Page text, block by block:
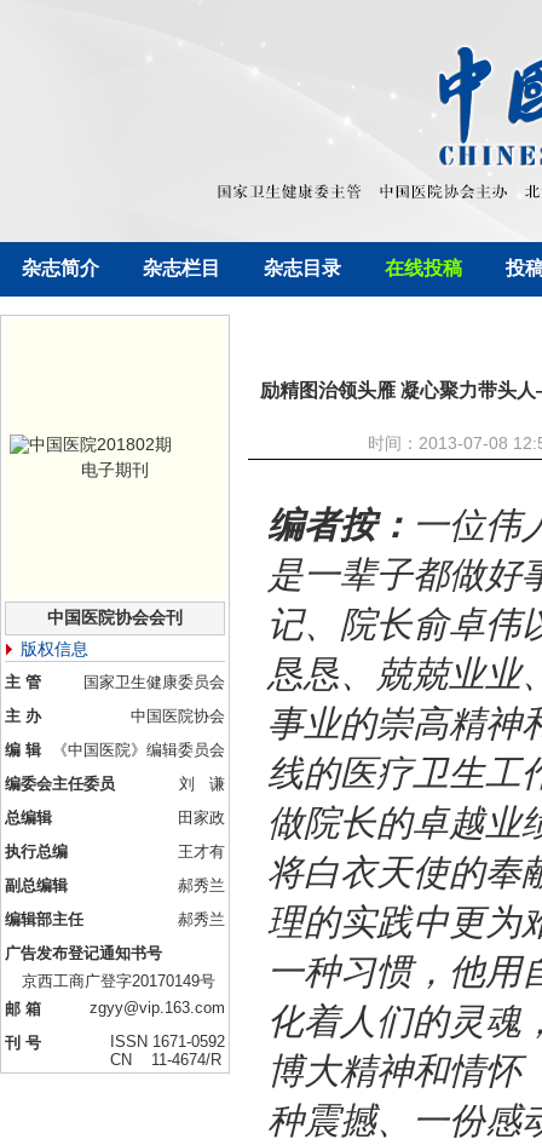
杂志简介 杂志栏目 杂志目录 在线投稿 投
电子期刊
中国医院协会会刊
版权信息
主 管
国家卫生健康委员会
主 办
中国医院协会
编 辑
《中国医院》编辑委员会
编委会主任委员
刘 谦
总编辑
田家政
执行总编
王才有
副总编辑
郝秀兰
编辑部主任
郝秀兰
广告发布登记通知书号
京西工商广登字20170149号
邮 箱
zgyy@vip.163.com
刊 号
ISSN 1671-0592
CN 11-4674/R
励精图治领头雁 凝心聚力带头
时间：2013-07-08
编者按： 一位伟
是一辈子都做好
记、院长俞卓伟
恳恳、兢兢业业
事业的崇高精神
线的医疗卫生工
做院长的卓越业
将白衣天使的奉
理的实践中更为
一种习惯，他用
化着人们的灵魂
博大精神和情怀
种震撼、一份感